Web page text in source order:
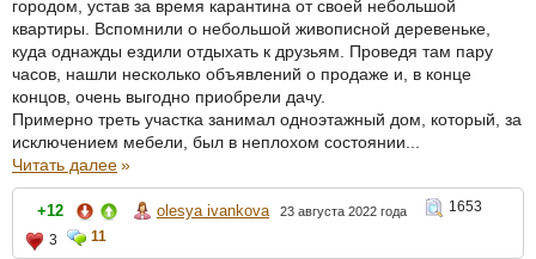
городом, устав за время карантина от своей небольшой
квартиры. Вспомнили о небольшой живописной деревеньке,
куда однажды ездили отдыхать к друзьям. Проведя там пару
часов, нашли несколько объявлений о продаже и, в конце
концов, очень выгодно приобрели дачу.
Примерно треть участка занимал одноэтажный дом, который, за
исключением мебели, был в неплохом состоянии...
Читать далее»
+12 olesya ivankova 23 августа 2022 года
1653
3
11